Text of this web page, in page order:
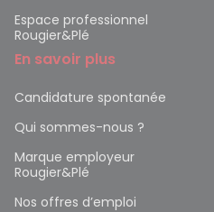
Espace professionnel
Rougier&Plé
En savoir plus
Candidature spontanée
Qui sommes-nous ?
Marque employeur
Rougier&Plé
Nos offres d’emploi